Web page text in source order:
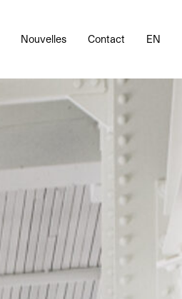
Nouvelles Contact EN